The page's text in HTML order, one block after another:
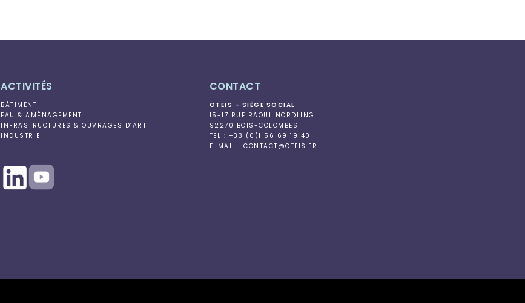
ACTIVITÉS
BÂTIMENT
EAU & AMÉNAGEMENT
INFRASTRUCTURES & OUVRAGES D’ART
INDUSTRIE
CONTACT
OTEIS – SIÈGE SOCIAL
15-17 RUE RAOUL NORDLING
92270 BOIS-COLOMBES
TEL : +33 (0)1 56 69 19 40
E-MAIL : CONTACT@OTEIS.FR